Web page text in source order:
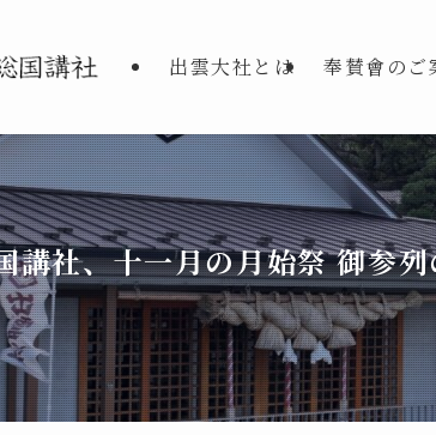
出雲大社とは 奉賛會のご
講社、十一月の月始祭 御参